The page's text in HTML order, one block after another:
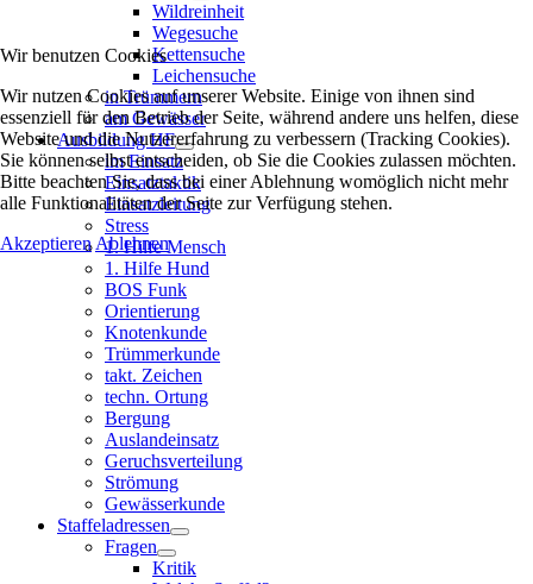
Wildreinheit
Wegesuche
Kettensuche
Leichensuche
in Trümmern
am Gewässer
Ausbildung HF
im Einsatz
Einsatztaktik
Einsatzleitung
Stress
1. Hilfe Mensch
1. Hilfe Hund
BOS Funk
Orientierung
Knotenkunde
Trümmerkunde
takt. Zeichen
techn. Ortung
Bergung
Auslandeinsatz
Geruchsverteilung
Strömung
Gewässerkunde
Staffeladressen
Fragen
Kritik
Wir benutzen Cookies
Wir nutzen Cookies auf unserer Website. Einige von ihnen sind
essenziell für den Betrieb der Seite, während andere uns helfen, diese
Website und die Nutzererfahrung zu verbessern (Tracking Cookies).
Sie können selbst entscheiden, ob Sie die Cookies zulassen möchten.
Bitte beachten Sie, dass bei einer Ablehnung womöglich nicht mehr
alle Funktionalitäten der Seite zur Verfügung stehen.
Akzeptieren Ablehnen